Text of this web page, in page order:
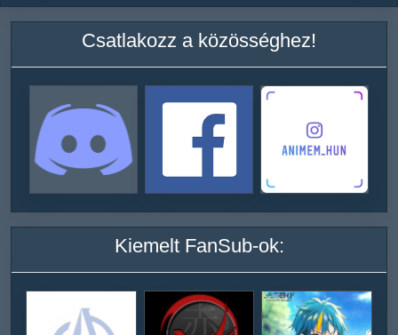
Csatlakozz a közösséghez!
Kiemelt FanSub-ok: